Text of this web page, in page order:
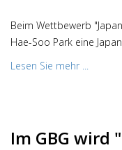
Beim Wettbewerb
Hae-Soo Park eine
Lesen Sie mehr ...
Im GBG